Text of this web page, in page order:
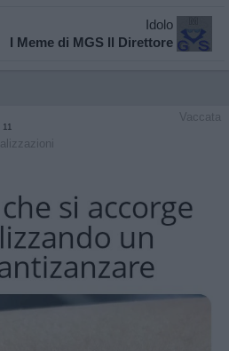
Idolo
I Meme di MGS Il Direttore
Vaccata
11